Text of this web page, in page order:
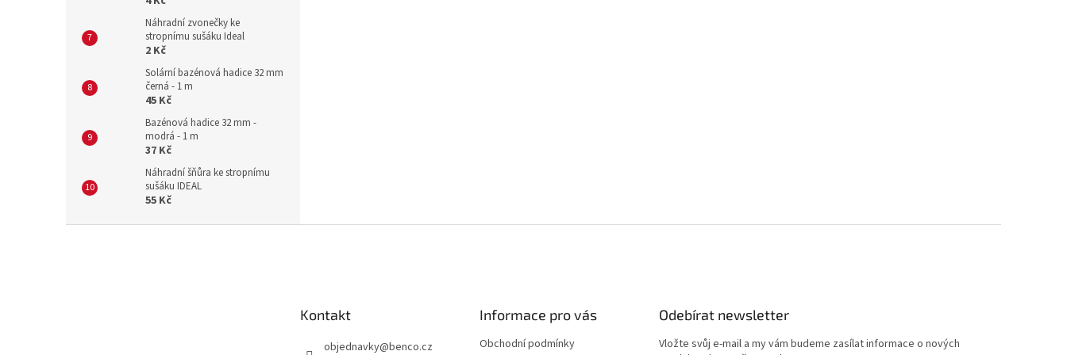
Náhradní zvonečky ke
stropnímu sušáku Ideal
2 Kč
Solární bazénová hadice 32 mm
černá - 1 m
45 Kč
Bazénová hadice 32 mm -
modrá - 1 m
37 Kč
Náhradní šňůra ke stropnímu
sušáku IDEAL
55 Kč
Kontakt
objednavky@benco.cz
Informace pro vás
Obchodní podmínky
Odebírat newsletter
Vložte svůj e-mail a my vám budeme zasílat informace o nových